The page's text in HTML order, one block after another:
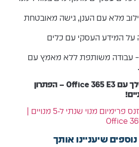
מלא עם הענן, גישה מאובטחת
על המידע העסקי עם כלים
עבודה משותפת ללא מאמץ עם
שדרג את העסק שלך עם Office 365 E3 – הפתרון
לרכישה אופיס 365 ביזנס פרימיום מנוי שנתי ל-5 מנויים |
Office
שיעניינו אותך